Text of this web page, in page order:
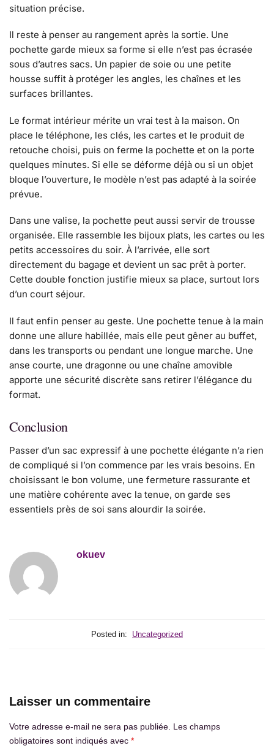
situation précise.
Il reste à penser au rangement après la sortie. Une
pochette garde mieux sa forme si elle n’est pas écrasée
sous d’autres sacs. Un papier de soie ou une petite
housse suffit à protéger les angles, les chaînes et les
surfaces brillantes.
Le format intérieur mérite un vrai test à la maison. On
place le téléphone, les clés, les cartes et le produit de
retouche choisi, puis on ferme la pochette et on la porte
quelques minutes. Si elle se déforme déjà ou si un objet
bloque l’ouverture, le modèle n’est pas adapté à la soirée
prévue.
Dans une valise, la pochette peut aussi servir de trousse
organisée. Elle rassemble les bijoux plats, les cartes ou les
petits accessoires du soir. À l’arrivée, elle sort
directement du bagage et devient un sac prêt à porter.
Cette double fonction justifie mieux sa place, surtout lors
d’un court séjour.
Il faut enfin penser au geste. Une pochette tenue à la main
donne une allure habillée, mais elle peut gêner au buffet,
dans les transports ou pendant une longue marche. Une
anse courte, une dragonne ou une chaîne amovible
apporte une sécurité discrète sans retirer l’élégance du
format.
Conclusion
Passer d’un sac expressif à une pochette élégante n’a rien
de compliqué si l’on commence par les vrais besoins. En
choisissant le bon volume, une fermeture rassurante et
une matière cohérente avec la tenue, on garde ses
essentiels près de soi sans alourdir la soirée.
okuev
Posted in: Uncategorized
Laisser un commentaire
Votre adresse e-mail ne sera pas publiée. Les champs
obligatoires sont indiqués avec *